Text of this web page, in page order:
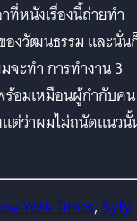
ที่หนังเรื่องนี้ถ่ายทำ
องวัฒนธรรม และนั่น
ะทำ การทำงาน 3
ร้อมเหมือนผู้กำกับคน
แต่ว่าผมไม่ถนัดแนวนั้
York Times, Syfy